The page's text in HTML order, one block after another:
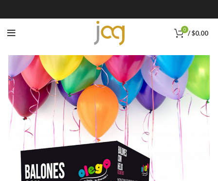
0 /$0.00